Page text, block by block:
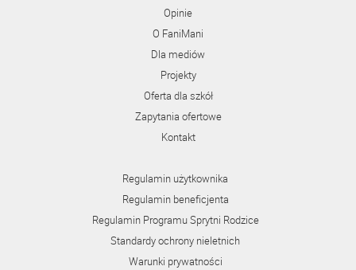
Opinie
O FaniMani
Dla mediów
Projekty
Oferta dla szkół
Zapytania ofertowe
Kontakt
Regulamin użytkownika
Regulamin beneficjenta
Regulamin Programu Sprytni Rodzice
Standardy ochrony nieletnich
Warunki prywatności